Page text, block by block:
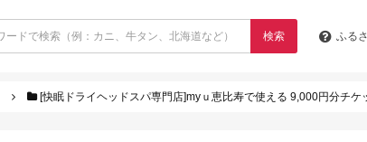
検索 ふる
[快眠ドライヘッドスパ専門店]myｕ恵比寿で使える 9,000円分チケ